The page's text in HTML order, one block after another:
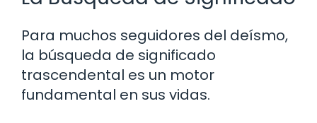
Para muchos seguidores del deísmo,
la búsqueda de significado
trascendental es un motor
fundamental en sus vidas.